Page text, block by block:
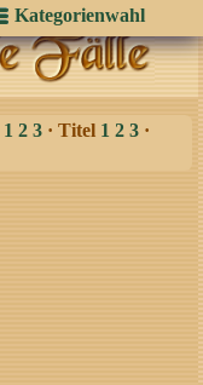
1 2 3 · Titel 1 2 3 ·
Kategorienwahl